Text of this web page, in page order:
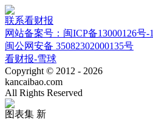
联系看财报
网站备案号：闽ICP备13000126号-1
闽公网安备 35082302000135号
看财报-雪球
Copyright © 2012 - 2026
kancaibao.com
All Rights Reserved
图表集 新